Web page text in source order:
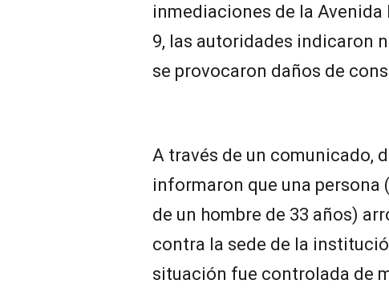
inmediaciones de la
9, las autoridades indicaron
se provocaron daños de
A través de un comunicado,
informaron que una persona
de un hombre de 33 años)
contra la sede de la
situación fue controlada de